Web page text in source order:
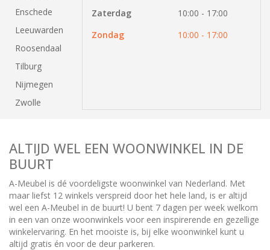
Enschede
Leeuwarden
Roosendaal
Tilburg
Nijmegen
Zwolle
Zaterdag
10:00 - 17:00
Zondag
10:00 - 17:00
ALTIJD WEL EEN WOONWINKEL IN DE
BUURT
A-Meubel is dé voordeligste woonwinkel van Nederland. Met
maar liefst 12 winkels verspreid door het hele land, is er altijd
wel een A-Meubel in de buurt! U bent 7 dagen per week welkom
in een van onze woonwinkels voor een inspirerende en gezellige
winkelervaring. En het mooiste is, bij elke woonwinkel kunt u
altijd gratis én voor de deur parkeren.